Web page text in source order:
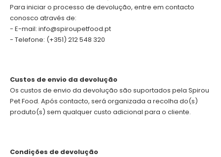
Para iniciar o processo de devolução, entre em contacto
conosco através de:
- E-mail: info@spiroupetfood.pt
- Telefone: (+351) 212 548 320
Custos de envio da devolução
Os custos de envio da devolução são suportados pela Spirou
Pet Food. Após contacto, será organizada a recolha do(s)
produto(s) sem qualquer custo adicional para o cliente.
Condições de devolução